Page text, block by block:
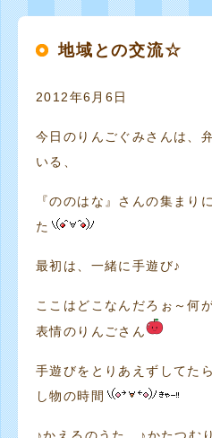
地域との交流☆
2012年6月6日
今日のりんごぐみさんは、
いる、
『ののはな』さんの集まり
た
最初は、一緒に手遊び♪
ここはどこなんだろぉ～何
表情のりんごさん
手遊びをとりあえずしてた
し物の時間